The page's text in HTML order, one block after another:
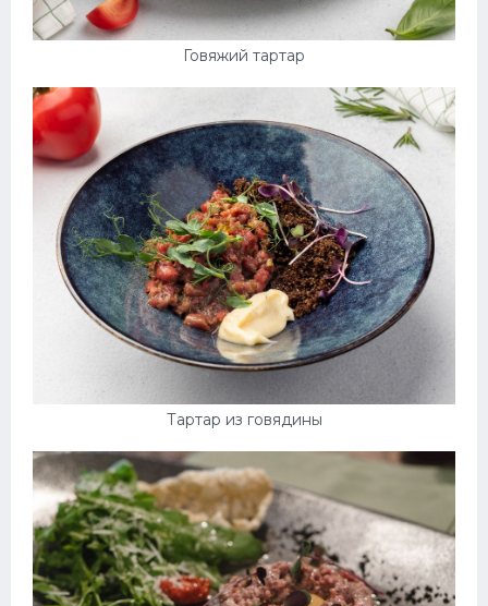
Говяжий тартар
Тартар из говядины